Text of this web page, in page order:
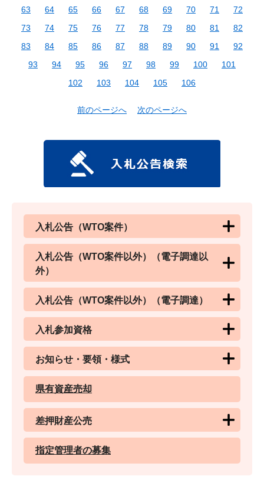
63
64 65 66 67 68 69 70 71
72
73
74 75 76 77 78 79 80 81
82
83
84 85 86 87 88 89 90 91
92
93
94 95 96 97 98 99 100
101
102
103 104 105 106
前のページへ 次のページへ
入札公告（WTO案件）
入札公告（WTO案件以外）（電子調達以
外）
入札公告（WTO案件以外）（電子調達）
入札参加資格
お知らせ・要領・様式
県有資産売却
差押財産公売
指定管理者の募集